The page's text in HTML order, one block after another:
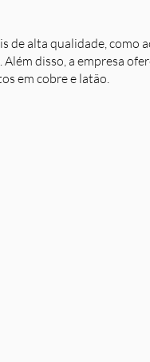
de alta qualidade, como
disso, a empresa
em cobre e latão.